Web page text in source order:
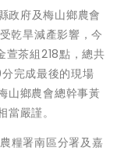
政府及梅山鄉農會
乾旱減產影響，今
萱茶組218點，總共
完成最後的現場
山鄉農會總幹事黃
嚴謹。
糧署南區分署及嘉